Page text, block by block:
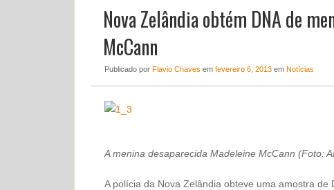
Nova Zelândia obtém DNA de
McCann
Publicado por Flavio Chaves em fevereiro 6, 2013em Notícias
A menina desaparecida Madeleine McCann (Foto:
A polícia da Nova Zelândia obteve uma amostra